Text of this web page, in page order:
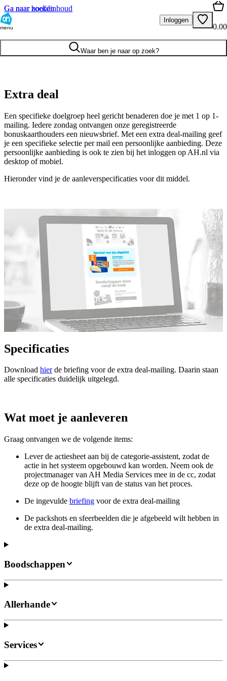
Ga naar hoofdinhoud
Ga naar zoeken
menu
Inloggen
0.00
Waar ben je naar op zoek?
Extra deal
Een specifieke doelgroep heel gericht benaderen doe je met 1 op 1-
mailing. Iedere zondag ontvangen onze geregistreerde
bonuskaarthouders een nieuwsbrief. Met een extra deal-mailing geef
je een specifieke selectie per mail een persoonlijke aanbieding. Deze
persoonlijke aanbieding is ook te zien bij het inloggen op AH.nl via
desktop of mobiel.
Hieronder vind je de aanleverspecificaties voor dit middel.
Specificaties
Download hierde briefing voor de extra deal-mailing. Daarin staan
alle specificaties duidelijk uitgelegd.
Wat moet je aanleveren
Graag ontvangen we de volgende items:
Lever de actiesheet aan bij de categorie-assistent, zodat de
actie in het systeem opgebouwd kan worden. Neem ook de
projectmanager van AH Media Services mee in de cc, zodat
deze op de hoogte blijft van de status van het proces.
De ingevulde briefing voor de extra deal-mailing
De packshots en sfeerbeelden die je afgebeeld wilt hebben in
de extra deal-mailing.
Boodschappen
Allerhande
Services